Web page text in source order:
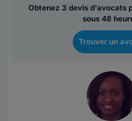
Obtenez 3 devis d'avocats
sous 48
Trouver un